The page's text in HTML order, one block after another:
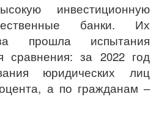
инвестиционную
банки. Их
прошла испытания
сравнения: за 2022 год
юридических лиц
а по гражданам –